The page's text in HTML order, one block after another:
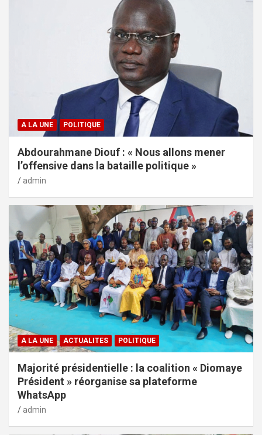
A LA UNE POLITIQUE
Abdourahmane Diouf : « Nous allons mener
l’offensive dans la bataille politique »
admin
A LA UNE ACTUALITES POLITIQUE
Majorité présidentielle : la coalition « Diomaye
Président » réorganise sa plateforme
WhatsApp
admin